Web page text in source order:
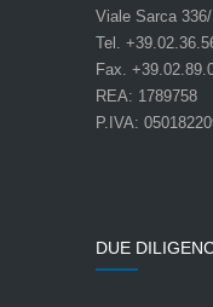
Viale Sarca
Tel.
Fax.
REA: 1789758
P.IVA:
DUE